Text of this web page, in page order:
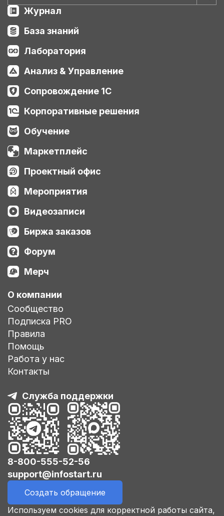
Журнал
База знаний
Лаборатория
Анализ & Управление
Сопровождение 1С
Корпоративные решения
Обучение
Маркетплейс
Проектный офис
Мероприятия
Видеозаписи
Биржа заказов
Форум
Мерч
О компании
Сообщество
Подписка PRO
Правила
Помощь
Работа у нас
Контакты
Служба поддержки
8-800-555-52-56
support@infostart.ru
Создать обращение
Используем cookies для корректной работы сайта,